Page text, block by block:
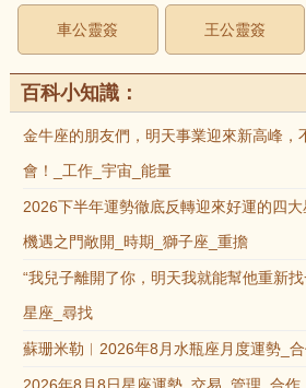
車公靈簽 王公靈簽
百科小知識：
金牛座的朋友們，明天事業迎來新高峰，
會！_工作_宇宙_能量
2026下半年運勢徹底反轉迎來好運的四
機遇之門敞開_時期_獅子座_重擔
“我兒子離開了你，明天我就能幫他重新找
星座_尋找
蘇珊米勒︱2026年8月水瓶座月度運勢_